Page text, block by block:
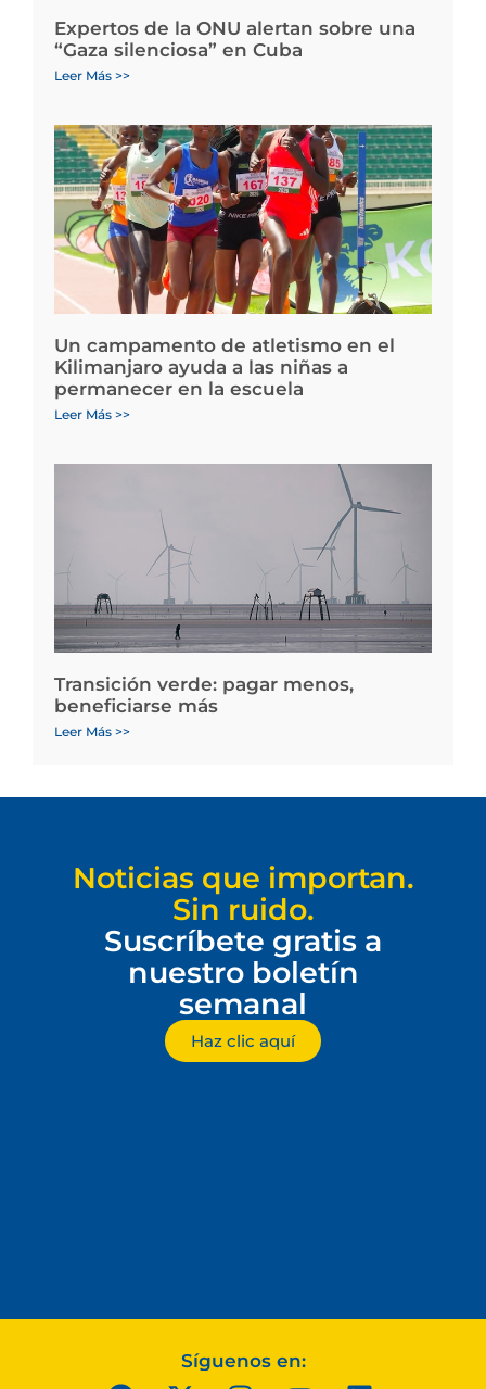
Expertos de la ONU alertan sobre una
“Gaza silenciosa” en Cuba
Leer Más >>
Un campamento de atletismo en el
Kilimanjaro ayuda a las niñas a
permanecer en la escuela
Leer Más >>
Transición verde: pagar menos,
beneficiarse más
Leer Más >>
Noticias que importan.
Sin ruido.
Suscríbete gratis a
nuestro boletín
semanal
Haz clic aquí
Síguenos en: